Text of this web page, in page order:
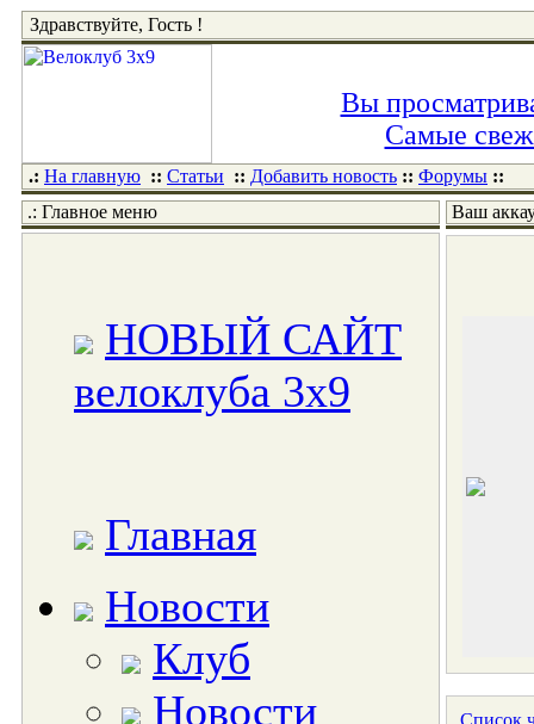
Здравствуйте, Гость !
Вы
Самые
.: На главную :: Статьи :: Добавить новость :: Форумы ::
.: Главное меню
НОВЫЙ САЙТ
велоклуба 3x9
Главная
Новости
Клуб
Новости
Ваш
Список